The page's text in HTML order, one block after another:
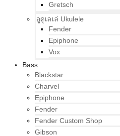
Gretsch
อูคูเลเล่ Ukulele
Fender
Epiphone
Vox
Bass
Blackstar
Charvel
Epiphone
Fender
Fender Custom Shop
Gibson